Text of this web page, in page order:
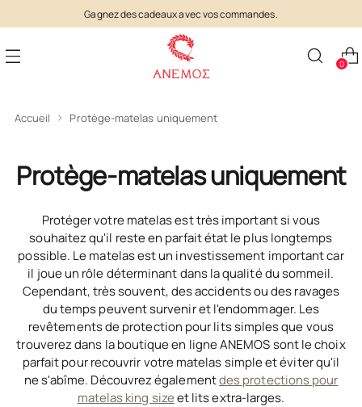
Gagnez des cadeaux avec vos commandes.
0
Accueil Protège-matelas uniquement
Protège-matelas uniquement
Protéger votre matelas est très important si vous
souhaitez qu'il reste en parfait état le plus longtemps
possible. Le matelas est un investissement important car
il joue un rôle déterminant dans la qualité du sommeil.
Cependant, très souvent, des accidents ou des ravages
du temps peuvent survenir et l'endommager. Les
revêtements de protection pour lits simples que vous
trouverez dans la boutique en ligne ANEMOS sont le choix
parfait pour recouvrir votre matelas simple et éviter qu'il
ne s'abîme. Découvrez égalementdes protections pour
matelas king sizeet lits extra-larges.